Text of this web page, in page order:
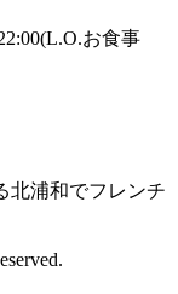
お食事
北浦和でフレンチ